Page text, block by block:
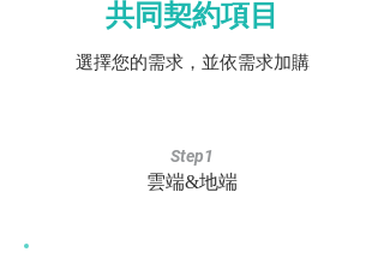
​共同契約項目
​選擇您的需求，並依需求加購
Step1
雲端&地端